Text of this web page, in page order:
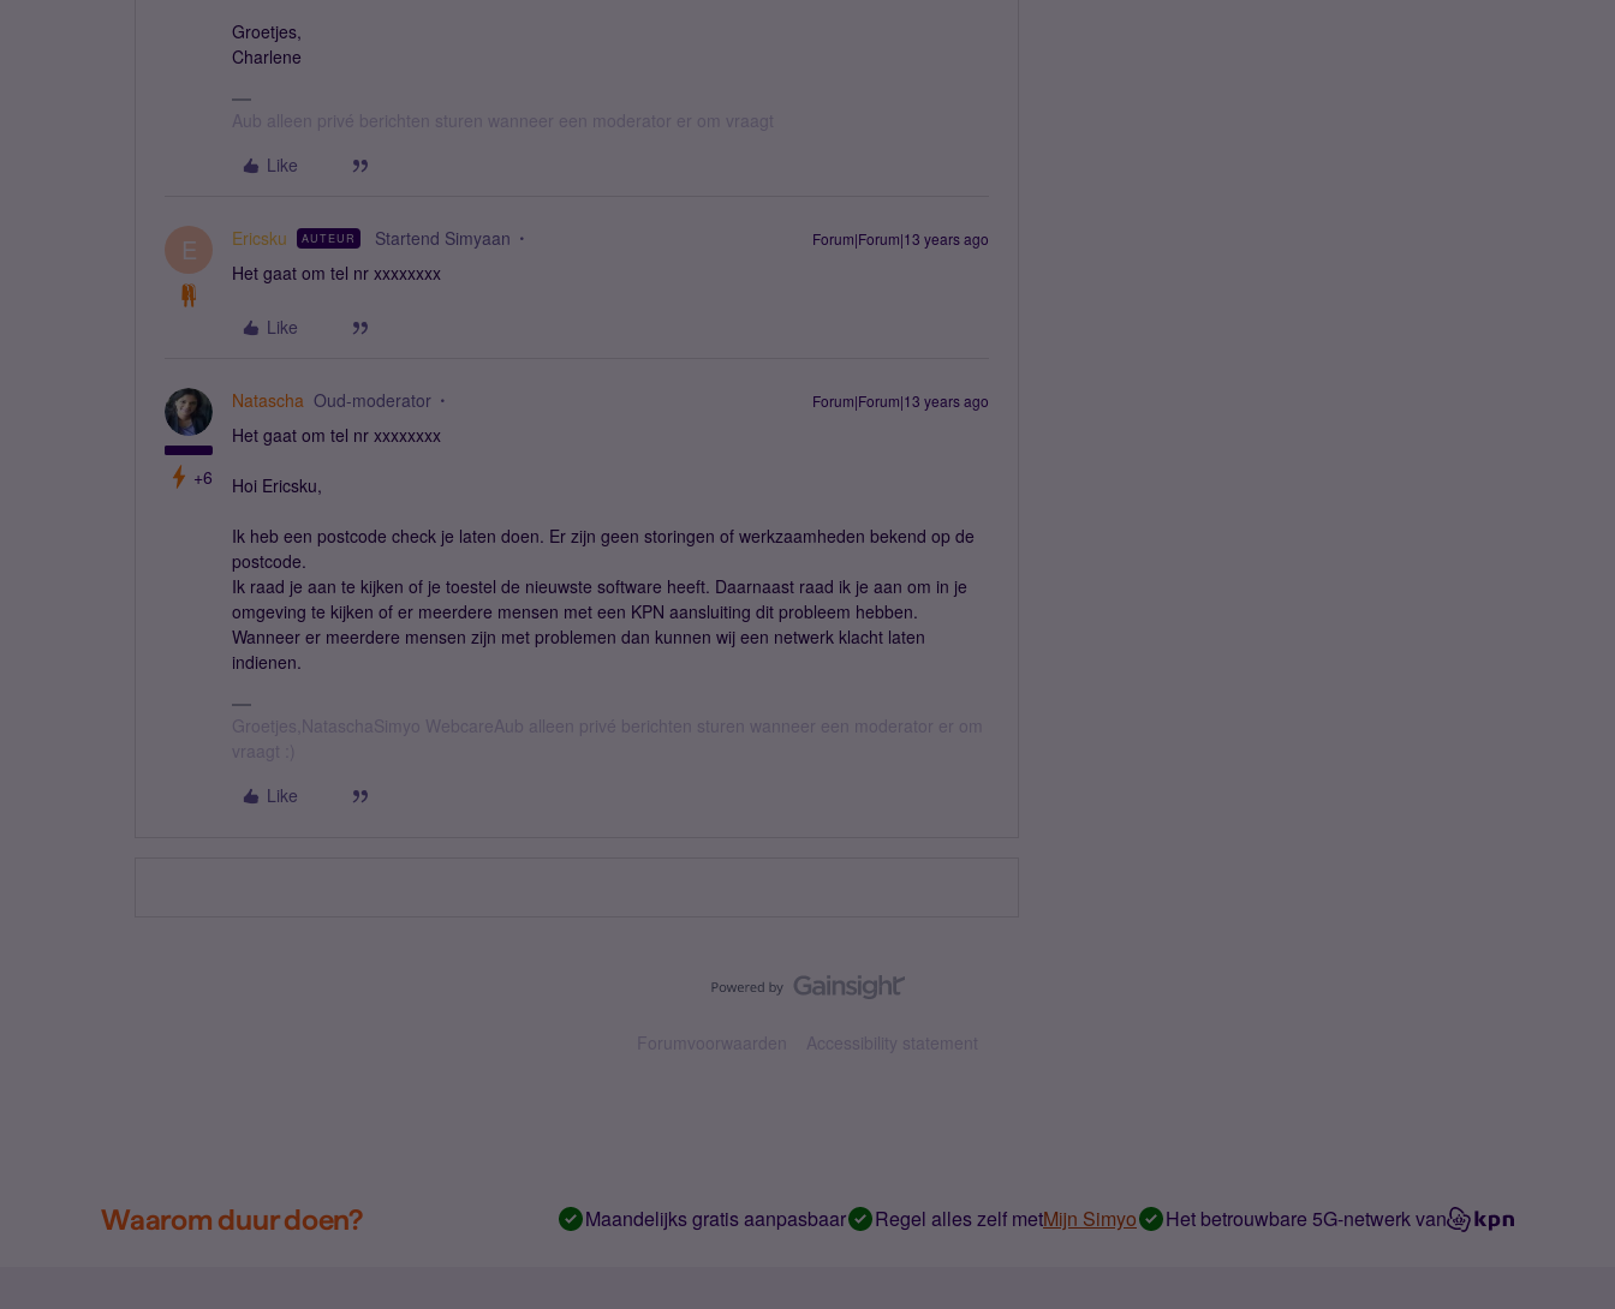
Groetjes,
Charlene
Aub alleen privé berichten sturen wanneer een moderator er om vraagt
Like
E Ericsku AUTEUR Startend Simyaan Forum|Forum|13 years ago
Het gaat om tel nr xxxxxxxx
Like
+6
Natascha Oud-moderator Forum|Forum|13 years ago
Het gaat om tel nr xxxxxxxx
Hoi Ericsku,
Ik heb een postcode check je laten doen. Er zijn geen storingen of werkzaamheden bekend op de
postcode.
Ik raad je aan te kijken of je toestel de nieuwste software heeft. Daarnaast raad ik je aan om in je
omgeving te kijken of er meerdere mensen met een KPN aansluiting dit probleem hebben.
Wanneer er meerdere mensen zijn met problemen dan kunnen wij een netwerk klacht laten
indienen.
Groetjes,NataschaSimyo WebcareAub alleen privé berichten sturen wanneer een moderator er om
vraagt :)
Like
Forumvoorwaarden Accessibility statement
Waarom duur doen? Maandelijks gratis aanpasbaar Regel alles zelf metMijn Simyo Het betrouwbare 5G-netwerk van